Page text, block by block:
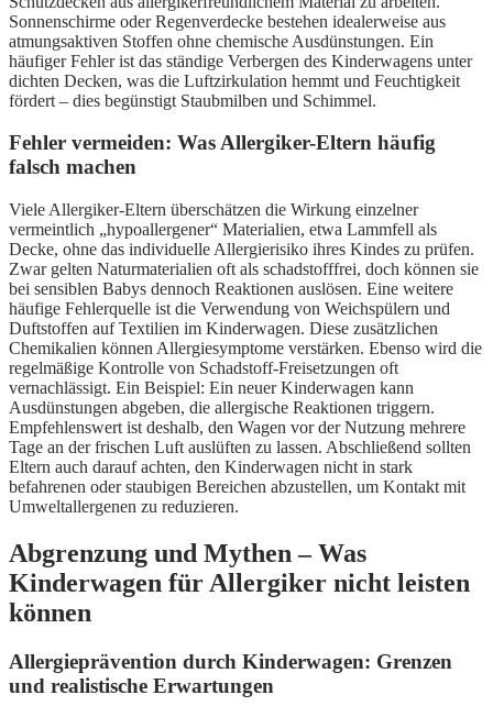
Sonnenschirme oder Regenverdecke bestehen idealerweise aus
atmungsaktiven Stoffen ohne chemische Ausdünstungen. Ein
häufiger Fehler ist das ständige Verbergen des Kinderwagens unter
dichten Decken, was die Luftzirkulation hemmt und Feuchtigkeit
fördert – dies begünstigt Staubmilben und Schimmel.
Fehler vermeiden: Was Allergiker-Eltern häufig
falsch machen
Viele Allergiker-Eltern überschätzen die Wirkung einzelner
vermeintlich „hypoallergener“ Materialien, etwa Lammfell als
Decke, ohne das individuelle Allergierisiko ihres Kindes zu prüfen.
Zwar gelten Naturmaterialien oft als schadstofffrei, doch können sie
bei sensiblen Babys dennoch Reaktionen auslösen. Eine weitere
häufige Fehlerquelle ist die Verwendung von Weichspülern und
Duftstoffen auf Textilien im Kinderwagen. Diese zusätzlichen
Chemikalien können Allergiesymptome verstärken. Ebenso wird die
regelmäßige Kontrolle von Schadstoff-Freisetzungen oft
vernachlässigt. Ein Beispiel: Ein neuer Kinderwagen kann
Ausdünstungen abgeben, die allergische Reaktionen triggern.
Empfehlenswert ist deshalb, den Wagen vor der Nutzung mehrere
Tage an der frischen Luft auslüften zu lassen. Abschließend sollten
Eltern auch darauf achten, den Kinderwagen nicht in stark
befahrenen oder staubigen Bereichen abzustellen, um Kontakt mit
Umweltallergenen zu reduzieren.
Abgrenzung und Mythen – Was
Kinderwagen für Allergiker nicht leisten
können
Allergieprävention durch Kinderwagen: Grenzen
und realistische Erwartungen